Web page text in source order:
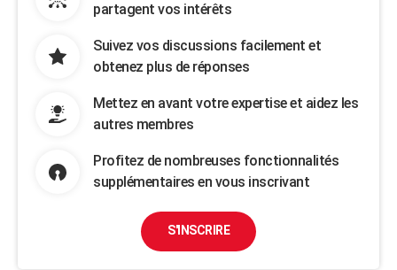
partagent vos intérêts
Suivez vos discussions facilement et
obtenez plus de réponses
Mettez en avant votre expertise et aidez les
autres membres
Profitez de nombreuses fonctionnalités
supplémentaires en vous inscrivant
S'INSCRIRE